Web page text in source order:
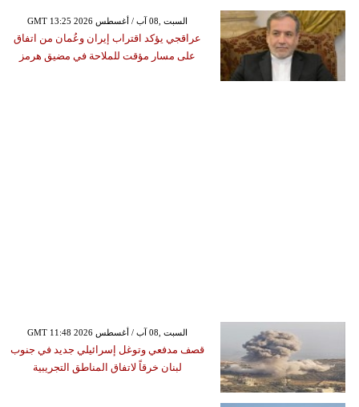
GMT 13:25 2026 السبت ,08 آب / أغسطس
عراقجي يؤكد اقتراب إيران وعُمان من اتفاق
على مسار مؤقت للملاحة في مضيق هرمز
GMT 11:48 2026 السبت ,08 آب / أغسطس
قصف مدفعي وتوغل إسرائيلي جديد في جنوب
لبنان خرقاً لاتفاق المناطق التجريبية